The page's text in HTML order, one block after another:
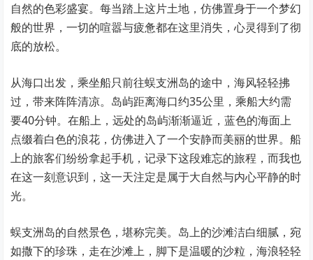
自然的色彩盛宴。每当踏上这片土地，仿佛置身于一个梦幻
般的世界，一切的喧嚣与疲惫都在这里消失，心灵得到了彻
底的放松。
从海口出发，乘坐船只前往蜈支洲岛的途中，海风轻轻拂
过，带来阵阵清凉。岛屿距离海口约35公里，乘船大约需
要40分钟。在船上，远处的岛屿渐渐逼近，蓝色的海面上
点缀着白色的浪花，仿佛进入了一个安静而美丽的世界。船
上的旅客们纷纷拿起手机，记录下这段难忘的旅程，而我也
在这一刻意识到，这一天注定是属于大自然与内心平静的时
光。
蜈支洲岛的自然景色，堪称完美。岛上的沙滩洁白细腻，宛
如撒下的珍珠，走在沙滩上，脚下是温暖的沙粒，海浪轻轻